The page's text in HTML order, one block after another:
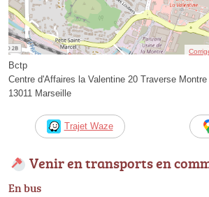
Bctp
Centre d'Affaires la Valentine 20 Traverse Montre
13011 Marseille
Trajet Waze
Venir en transports en
En bus